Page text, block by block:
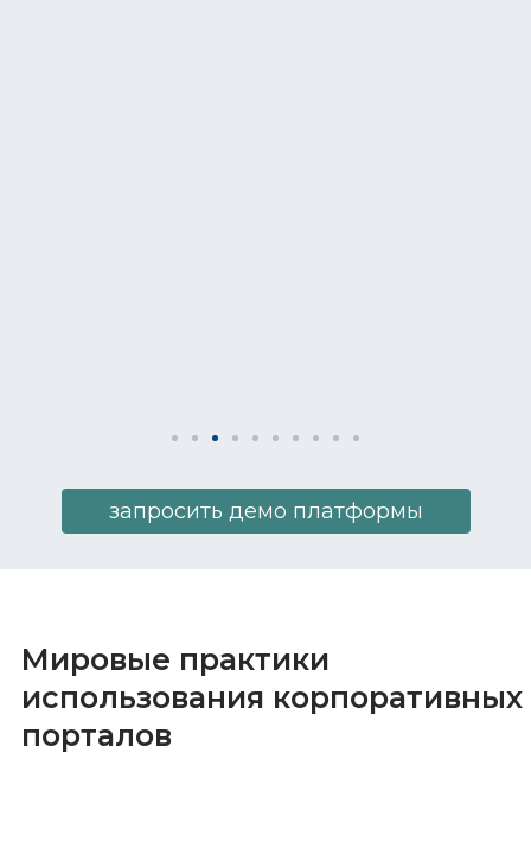
запросить демо платформы
Мировые практики
использования корпоративных
порталов